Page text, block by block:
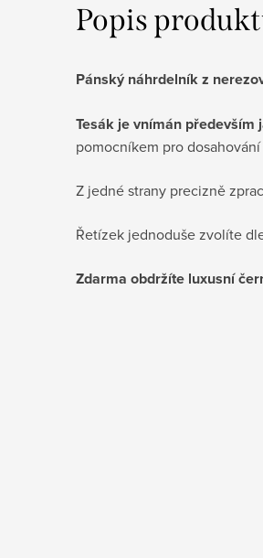
Popis
Pánský náhrdelník z
Tesák je vnímán
pomocníkem pro
Z jedné strany precizně
Řetízek jednoduše zvolíte
Zdarma obdržíte luxusní